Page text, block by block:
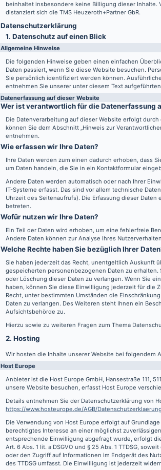
beinhaltet insbesondere keine Billigung dieser Inhalte.
distanziert sich die TMS Heuzeroth+Partner GbR.
Datenschutz­erklärung
1. Datenschutz auf einen Blick
Allgemeine Hinweise
Die folgenden Hinweise geben einen einfachen
Daten passiert, wenn Sie diese Website besuchen.
Sie persönlich identifiziert werden können.
entnehmen Sie unserer unter diesem Text
Datenerfassung auf dieser Website
Wer ist verantwortlich für die Datenerfassung
Die Datenverarbeitung auf dieser Website erfolgt
können Sie dem Abschnitt „Hinweis zur
entnehmen.
Wie erfassen wir Ihre Daten?
Ihre Daten werden zum einen dadurch erhoben, dass
um Daten handeln, die Sie in ein Kontaktformular
Andere Daten werden automatisch oder nach Ihrer
IT-Systeme erfasst. Das sind vor allem technische
Uhrzeit des Seitenaufrufs). Die Erfassung dieser
betreten.
Wofür nutzen wir Ihre Daten?
Ein Teil der Daten wird erhoben, um eine fehlerfreie
Andere Daten können zur Analyse Ihres
Welche Rechte haben Sie bezüglich Ihrer
Sie haben jederzeit das Recht, unentgeltlich Auskunft
gespeicherten personenbezogenen Daten zu
oder Löschung dieser Daten zu verlangen. Wenn Sie
haben, können Sie diese Einwilligung jederzeit für die
Recht, unter bestimmten Umständen die
Daten zu verlangen. Des Weiteren steht Ihnen ein
Aufsichtsbehörde zu.
Hierzu sowie zu weiteren Fragen zum Thema
2. Hosting
Wir hosten die Inhalte unserer Website bei folgendem
Host Europe
Anbieter ist die Host Europe GmbH, Hansestraße 111,
unsere Website besuchen, erfasst Host Europe
Details entnehmen Sie der Datenschutzerklärung von
https://www.hosteurope.de/AGB/
Die Verwendung von Host Europe erfolgt auf
berechtigtes Interesse an einer möglichst
entsprechende Einwilligung abgefragt wurde, erfolgt
Art. 6 Abs. 1 lit. a DSGVO und § 25 Abs. 1 TTDSG,
oder den Zugriff auf Informationen im Endgerät des
des TTDSG umfasst. Die Einwilligung ist jederzeit